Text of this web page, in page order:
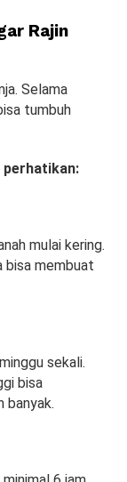
Rajin
Selama
tumbuh
perhatikan:
mulai kering.
bisa membuat
sekali.
bisa
banyak.